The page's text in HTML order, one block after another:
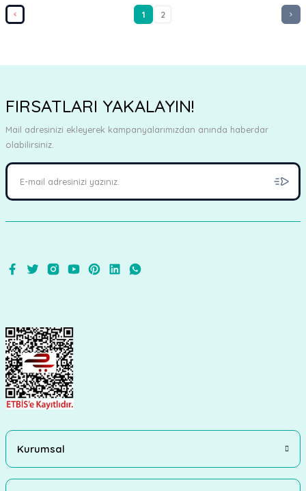
1 2
FIRSATLARI YAKALAYIN!
Mail adresinizi ekleyerek kampanyalarımızdan anında haberdar
olabilirsiniz.
Kurumsal